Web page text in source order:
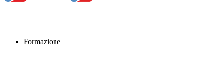
Formazione